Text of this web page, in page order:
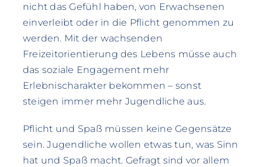
nicht das Gefühl haben, von Erwachsenen
einverleibt oder in die Pflicht genommen zu
werden. Mit der wachsenden
Freizeitorientierung des Lebens müsse auch
das soziale Engagement mehr
Erlebnischarakter bekommen – sonst
steigen immer mehr Jugendliche aus.
Pflicht und Spaß müssen keine Gegensätze
sein. Jugendliche wollen etwas tun, was Sinn
hat und Spaß macht. Gefragt sind vor allem